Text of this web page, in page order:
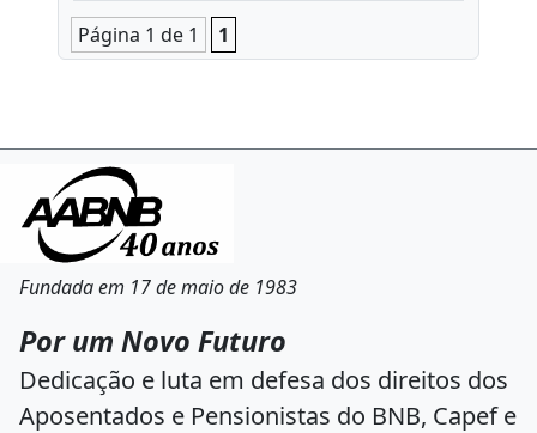
Página 1 de 1 1
Fundada em 17 de maio de 1983
Por um Novo Futuro
Dedicação e luta em defesa dos direitos dos
Aposentados e Pensionistas do BNB, Capef e